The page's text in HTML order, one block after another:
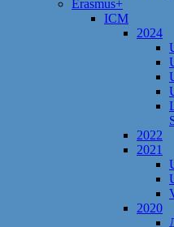
Erasmus+
ICM
2024
2022
2021
2020